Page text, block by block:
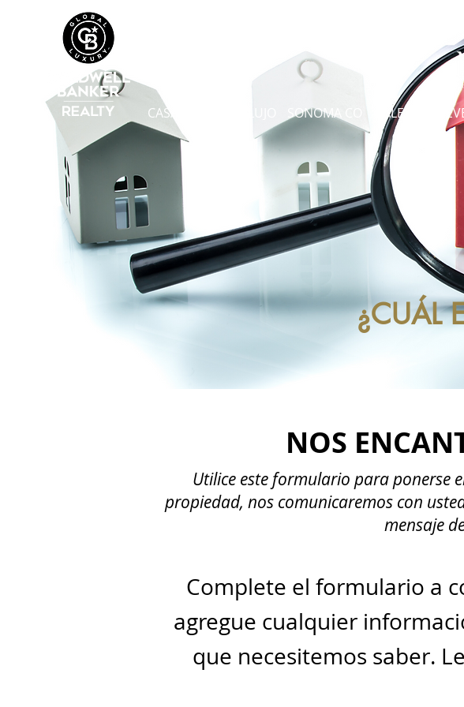
CASA LUJO SONOMA CO GALERIA DE
¿CUÁL
NOS
Utilice este formulario para ponerse
propiedad, nos comunicaremos con
mensaje
Complete el formulario a
agregue cualquier
que necesitemos saber.